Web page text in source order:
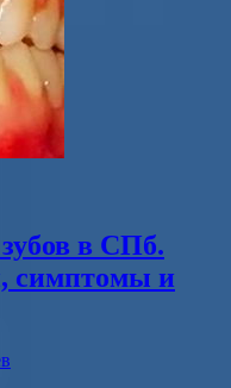
в СПб.
симптомы и